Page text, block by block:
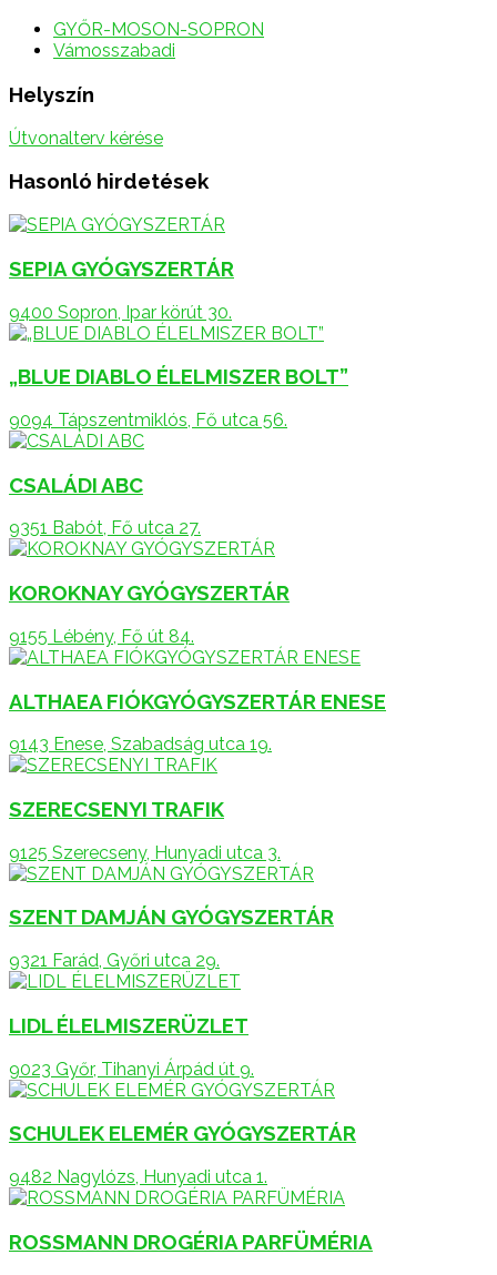
GYŐR-MOSON-SOPRON
Vámosszabadi
Helyszín
Útvonalterv kérése
Hasonló hirdetések
SEPIA GYÓGYSZERTÁR
9400 Sopron, Ipar körút 30.
„BLUE DIABLO ÉLELMISZER BOLT”
9094 Tápszentmiklós, Fő utca 56.
CSALÁDI ABC
9351 Babót, Fő utca 27.
KOROKNAY GYÓGYSZERTÁR
9155 Lébény, Fő út 84.
ALTHAEA FIÓKGYÓGYSZERTÁR ENESE
9143 Enese, Szabadság utca 19.
SZERECSENYI TRAFIK
9125 Szerecseny, Hunyadi utca 3.
SZENT DAMJÁN GYÓGYSZERTÁR
9321 Farád, Győri utca 29.
LIDL ÉLELMISZERÜZLET
9023 Győr, Tihanyi Árpád út 9.
SCHULEK ELEMÉR GYÓGYSZERTÁR
9482 Nagylózs, Hunyadi utca 1.
ROSSMANN DROGÉRIA PARFÜMÉRIA